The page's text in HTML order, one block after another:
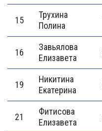
15
Трухина
Полина
16
Завьялова
Елизавета
19
Никитина
Екатерина
21
Фитисова
Елизавета